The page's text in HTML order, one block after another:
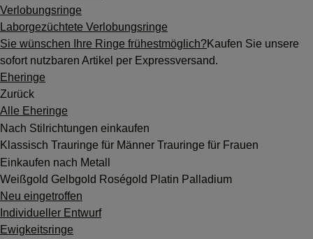
Verlobungsringe
Laborgezüchtete Verlobungsringe
Sie wünschen Ihre Ringe frühestmöglich?Kaufen Sie unsere
sofort nutzbaren Artikel per Expressversand.
Eheringe
Zurück
Alle Eheringe
Nach Stilrichtungen einkaufen
Klassisch Trauringe für Männer Trauringe für Frauen
Einkaufen nach Metall
Weißgold Gelbgold Roségold Platin Palladium
Neu eingetroffen
Individueller Entwurf
Ewigkeitsringe